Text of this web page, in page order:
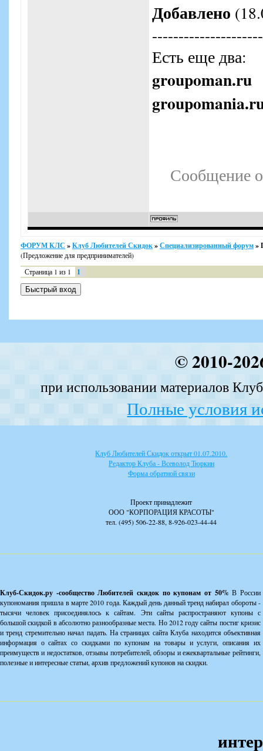
Добавлено
Есть еще два:
groupoman.ru
Сообщение
ФОРУМ КЛС »Клуб Любителей Скидок»Специализированный форум»
(Предложение для предпринимателей)
Страница 1 из 1 1
© 2010-
при использовании материалов
Полные условия
Клуб Любителей Скидок открыт 01.07.2010.
Редактор Клуба - Всеволод Тюркин
Форма обратной связи
Проект принадлежит
ООО "КОРПОРАЦИЯ КРАСОТЫ"
тел. (495) 506-22-88, 8-926-023-44-44
Клуб-Скидок.ру -сообщество Любителей скидок по купонам от 50%В России
купономания пришла в марте 2010 года. Каждый день данный тренд набирал обороты -
тысячи человек присоединялось к сайтам. Эти сайты распространяют купоны с
большой скидкой в абсолютно разнообразные места. Но 2012 году сайты постиг кризис
и тренд стремительно начал падать. На страницах сайта Клуба находится объективная
информация о сайтах со скидками по купонам на товары и услуги, описания их
преимуществ и недостатков, отзывы потребителей, обзоры и ежеквартальные рейтинги,
полезные и интересные статьи, архив предложений купонов на скидки.